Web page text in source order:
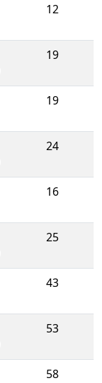
12
19
19
24
16
25
43
53
58